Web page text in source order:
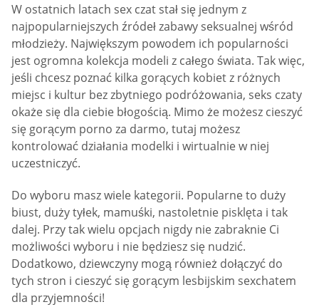
W ostatnich latach sex czat stał się jednym z
najpopularniejszych źródeł zabawy seksualnej wśród
młodzieży. Największym powodem ich popularności
jest ogromna kolekcja modeli z całego świata. Tak więc,
jeśli chcesz poznać kilka gorących kobiet z różnych
miejsc i kultur bez zbytniego podróżowania, seks czaty
okaże się dla ciebie błogością. Mimo że możesz cieszyć
się gorącym porno za darmo, tutaj możesz
kontrolować działania modelki i wirtualnie w niej
uczestniczyć.
Do wyboru masz wiele kategorii. Popularne to duży
biust, duży tyłek, mamuśki, nastoletnie pisklęta i tak
dalej. Przy tak wielu opcjach nigdy nie zabraknie Ci
możliwości wyboru i nie będziesz się nudzić.
Dodatkowo, dziewczyny mogą również dołączyć do
tych stron i cieszyć się gorącym lesbijskim sexchatem
dla przyjemności!